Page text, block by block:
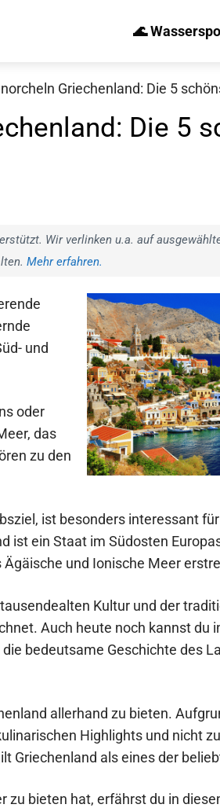
🌊
Griechenland: Die 5
Die 5
Wir verlinken u.a. auf
Mehr erfahren.
und
oder
das
zu den
ist besonders interessant
ist ein Staat im Südosten
und Ionische Meer
Kultur und der
Auch heute noch kannst du
bedeutsame Geschichte des
allerhand zu bieten.
Highlights und nicht
Griechenland als eines der
zu bieten hat, erfährst du in